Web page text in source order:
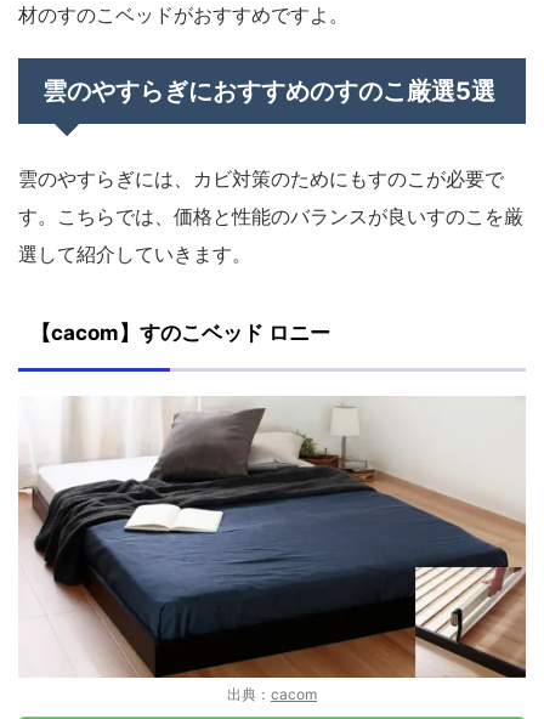
材のすのこベッドがおすすめですよ。
雲のやすらぎにおすすめのすのこ厳選5選
雲のやすらぎには、カビ対策のためにもすのこが必要で
す。こちらでは、価格と性能のバランスが良いすのこを厳
選して紹介していきます。
【cacom】すのこベッド ロニー
出典： cacom